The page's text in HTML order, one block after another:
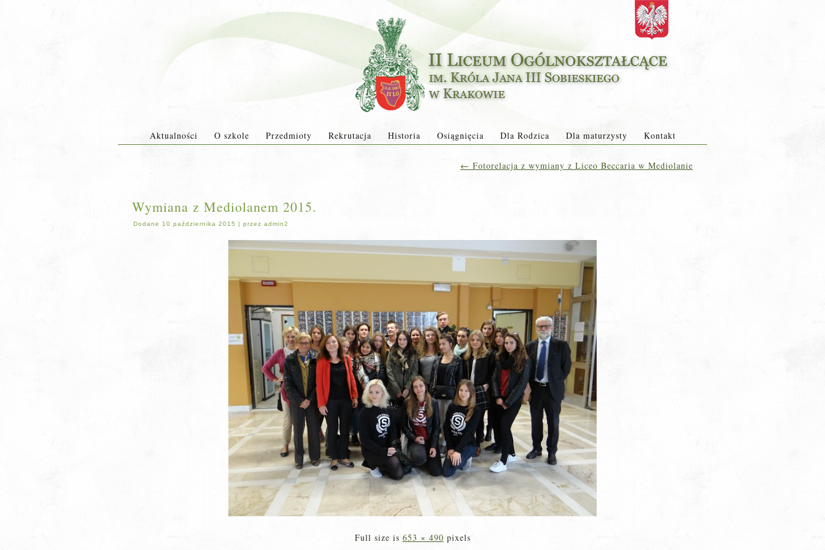
Aktualności O szkole Przedmioty Rekrutacja Historia Osiągnięcia Dla Rodzica Dla maturzysty Kontakt
← Fotorelacja z wymiany z Liceo Beccaria w Mediolanie
Wymiana z Mediolanem 2015.
Dodane 10 października 2015 | przez admin2
Full size is 653 × 490 pixels